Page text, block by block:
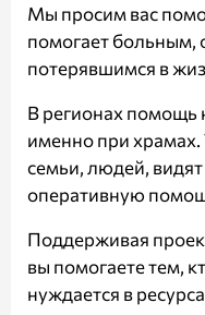
Мы просим вас
помогает
потерявшимся в
В регионах
именно при
семьи, людей, видят
оперативную
Поддерживая
вы помогаете тем,
нуждается в